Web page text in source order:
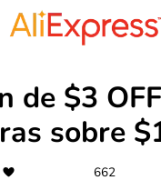
de $3
sobre
662